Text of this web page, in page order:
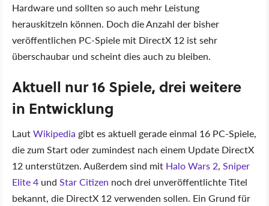
Hardware und sollten so auch mehr Leistung
herauskitzeln können. Doch die Anzahl der bisher
veröffentlichen PC-Spiele mit DirectX 12 ist sehr
überschaubar und scheint dies auch zu bleiben.
Aktuell nur 16 Spiele, drei weitere
in Entwicklung
LautWikipedia gibt es aktuell gerade einmal 16 PC-Spiele,
die zum Start oder zumindest nach einem Update DirectX
12 unterstützen. Außerdem sind mit Halo Wars 2, Sniper
Elite 4 und Star Citizen noch drei unveröffentlichte Titel
bekannt, die DirectX 12 verwenden sollen. Ein Grund für